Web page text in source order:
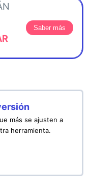
Saber más
más se ajusten a
herramienta.